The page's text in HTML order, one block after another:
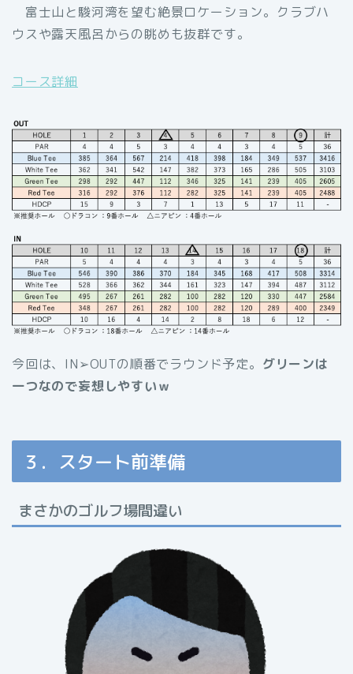
富士山と駿河湾を望む絶景ロケーション。クラブハ
ウスや露天風呂からの眺めも抜群です。
コース詳細
今回は、IN➢OUTの順番でラウンド予定。 グリーンは
一つなので妄想しやすいｗ
３．スタート前準備
まさかのゴルフ場間違い